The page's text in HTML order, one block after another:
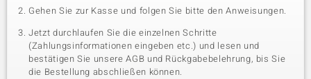
Gehen Sie zur Kasse und folgen Sie bitte den Anweisungen.
Jetzt durchlaufen Sie die einzelnen Schritte
(Zahlungsinformationen eingeben etc.) und lesen und
bestätigen Sie unsere AGB und Rückgabebelehrung, bis Sie
die Bestellung abschließen können.